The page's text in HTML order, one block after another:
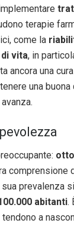
terapie
come la
vita, in
ancora una
una buona
comprensione
prevalenza
abitanti.
a